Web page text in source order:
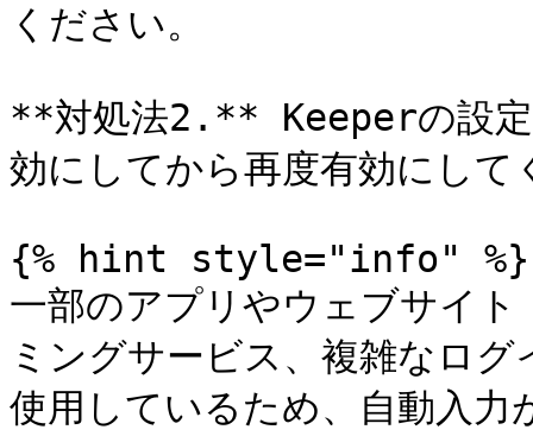
ください。
**対処法2.** Keeperの設
効にしてから再度有効にして
{% hint style="info" %}
一部のアプリやウェブサイ
ミングサービス、複雑なロ
使用しているため、自動入